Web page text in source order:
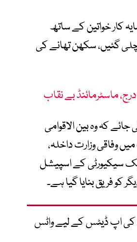
میں مزید بتایا کہ 3 چینی سرمایہ کار خواتین کے ساتھ
گئیں، سکھن تھانے کی
ماسٹرمائنڈ بے نقاب
کہ وہ بین الاقوامی
وفاقی وزارت داخلہ،
سیکیورٹی کے اسپیشل
فریق بنایا گیا ہے۔
کی اپ ڈیٹس کے لیے واٹس